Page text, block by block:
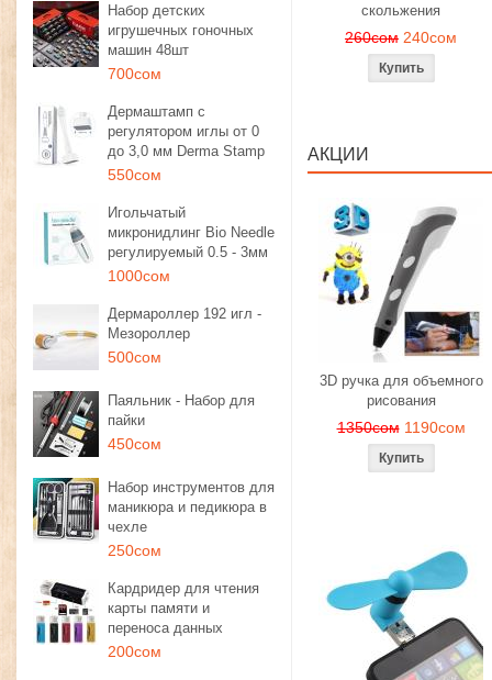
Набор детских
игрушечных гоночных
машин 48шт
700сом
Дермаштамп с
регулятором иглы от 0
до 3,0 мм Derma Stamp
550сом
Игольчатый
микронидлинг Bio Needle
регулируемый 0.5 - 3мм
1000сом
Дермароллер 192 игл -
Мезороллер
500сом
Паяльник - Набор для
пайки
450сом
Набор инструментов для
маникюра и педикюра в
чехле
250сом
Кардридер для чтения
карты памяти и
переноса данных
200сом
скольжения
260сом 240сом
АКЦИИ
3D ручка для объемного
рисования
1350сом 1190сом